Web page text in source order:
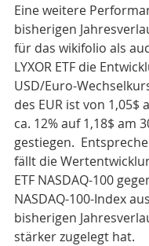
Eine weitere
bisherigen
für das wikifolio als
LYXOR ETF die
USD/Euro-
des EUR ist von 1,05$
ca. 12% auf 1,18$ am
gestiegen.
fällt die
ETF NASDAQ-100
NASDAQ-100-Index
bisherigen
stärker zugelegt hat.